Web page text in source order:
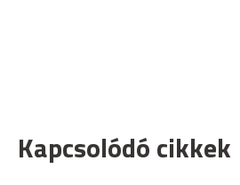
Kapcsolódó cikkek